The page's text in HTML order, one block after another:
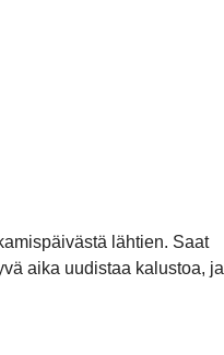
lähtien. Saat
aika uudistaa kalustoa, ja